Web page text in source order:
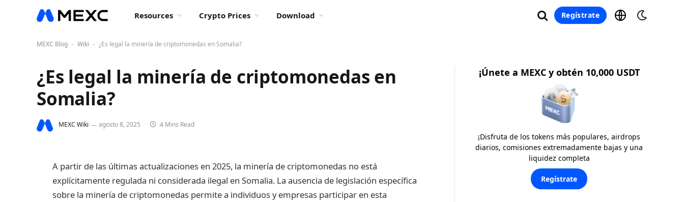
Resources Crypto Prices Download Regístrate
MEXC Blog - Wiki - ¿Es legal la minería de criptomonedas en Somalia?
¿Es legal la minería de criptomonedas en
Somalia?
MEXC Wiki agosto 8, 2025 4 Mins Read
A partir de las últimas actualizaciones en 2025, la minería de criptomonedas no está
explícitamente regulada ni considerada ilegal en Somalia. La ausencia de legislación específica
sobre la minería de criptomonedas permite a individuos y empresas participar en esta
¡Únete a MEXC y obtén 10,000 USDT
¡Disfruta de los tokens más populares, airdrops
diarios, comisiones extremadamente bajas y una
liquidez completa
Regístrate